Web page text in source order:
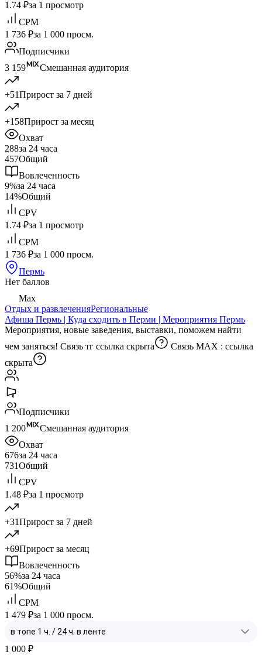
1.74 ₽за 1 просмотр
CPM
1 736 ₽за 1 000 просм.
Подписчики
3 159
Смешанная аудитория
+51Прирост за 7 дней
+158Прирост за месяц
Охват
288за 24 часа
457Общий
Вовлеченность
9%за 24 часа
14%Общий
CPV
1.74 ₽за 1 просмотр
CPM
1 736 ₽за 1 000 просм.
Пермь
Нет баллов
Max
Отдых и развлеченияРегиональные
Афиша Пермь | Куда сходить в Перми | Мероприятия Пермь
Мероприятия, новые заведения, выставки, поможем найти
чем заняться! Связь тг ссылка скрыта Связь MAX : ссылка
скрыта
Подписчики
1 200
Смешанная аудитория
Охват
676за 24 часа
731Общий
CPV
1.48 ₽за 1 просмотр
+31Прирост за 7 дней
+69Прирост за месяц
Вовлеченность
56%за 24 часа
61%Общий
CPM
1 479 ₽за 1 000 просм.
1 000 ₽